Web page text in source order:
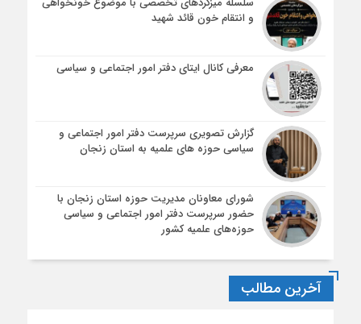
و انتقام خون قائد شهید
معرفی کانال ایتای دفتر امور اجتماعی و سیاسی
گزارش تصویری سرپرست دفتر امور اجتماعی و
سیاسی حوزه های علمیه به استان زنجان
شورای معاونان مدیریت حوزه استان زنجان با
حضور سرپرست دفتر امور اجتماعی و سیاسی
حوزه‌های علمیه کشور
آخرین مطالب